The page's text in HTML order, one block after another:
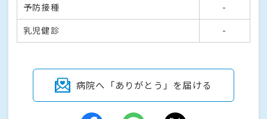
予防接種
-
乳児健診
-
病院へ「ありがとう」を届ける